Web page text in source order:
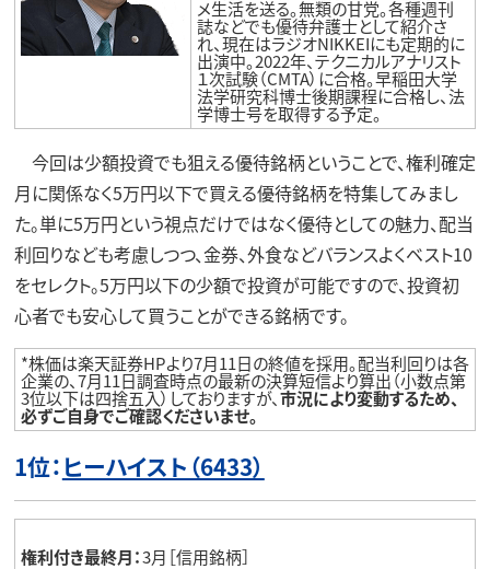
メ生活を送る。無類の甘党。各種週刊
誌などでも優待弁護士として紹介さ
れ、現在はラジオNIKKEIにも定期的に
出演中。2022年、テクニカルアナリスト
１次試験（CMTA）に合格。早稲田大学
法学研究科博士後期課程に合格し、法
学博士号を取得する予定。
今回は少額投資でも狙える優待銘柄ということで、権利確定
月に関係なく5万円以下で買える優待銘柄を特集してみまし
た。単に5万円という視点だけではなく優待としての魅力、配当
利回りなども考慮しつつ、金券、外食などバランスよくベスト10
をセレクト。5万円以下の少額で投資が可能ですので、投資初
心者でも安心して買うことができる銘柄です。
*株価は楽天証券HPより7月11日の終値を採用。配当利回りは各
企業の、7月11日調査時点の最新の決算短信より算出（小数点第
3位以下は四捨五入）しておりますが、市況により変動するため、
必ずご自身でご確認くださいませ。
1位： ヒーハイスト（6433）
権利付き最終月：3月［信用銘柄］